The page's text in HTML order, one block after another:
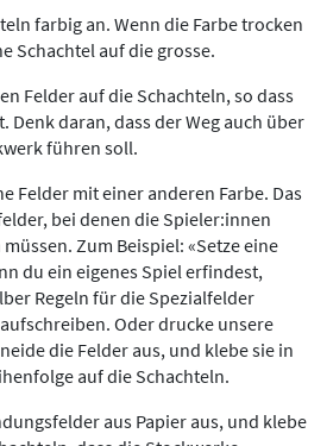
farbig an. Wenn die Farbe trocken
Schachtel auf die grosse.
Felder auf die Schachteln, so dass
Denk daran, dass der Weg auch über
führen soll.
Felder mit einer anderen Farbe. Das
bei denen die Spieler:innen
Zum Beispiel: «Setze eine
du ein eigenes Spiel erfindest,
Regeln für die Spezialfelder
Oder drucke unsere
die Felder aus, und klebe sie in
auf die Schachteln.
aus Papier aus, und klebe